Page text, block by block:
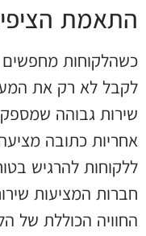
התאמת
כשהלקוחות
לקבל לא רק את
שירות גבוהה
אחריות כתובה
ללקוחות להרגיש
חברות המציעות
החוויה הכוללת של